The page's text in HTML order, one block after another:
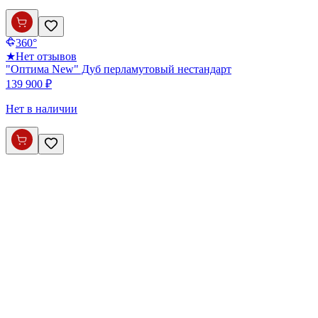
360°
★Нет отзывов
"Оптима New" Дуб перламутовый нестандарт
139 900 ₽
Нет в наличии